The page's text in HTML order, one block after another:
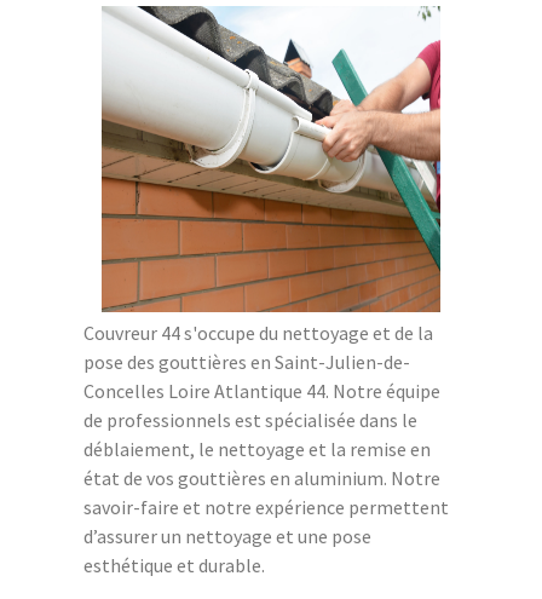
Couvreur 44 s'occupe du nettoyage et de la
pose des gouttières en Saint-Julien-de-
Concelles Loire Atlantique 44. Notre équipe
de professionnels est spécialisée dans le
déblaiement, le nettoyage et la remise en
état de vos gouttières en aluminium. Notre
savoir-faire et notre expérience permettent
d’assurer un nettoyage et une pose
esthétique et durable.